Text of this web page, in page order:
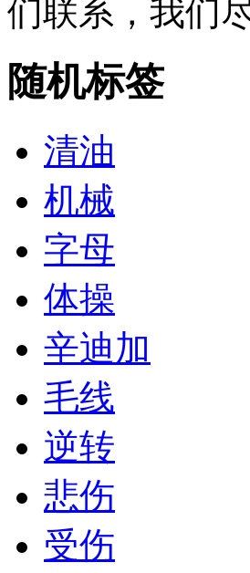
们联系，我们
随机标签
清油
机械
字母
体操
辛迪加
毛线
逆转
悲伤
受伤